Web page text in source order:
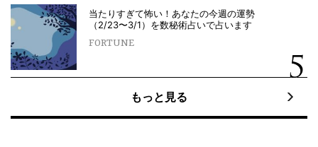
当たりすぎて怖い！あなたの今週の運勢
（2/23〜3/1）を数秘術占いで占います
FORTUNE
もっと見る